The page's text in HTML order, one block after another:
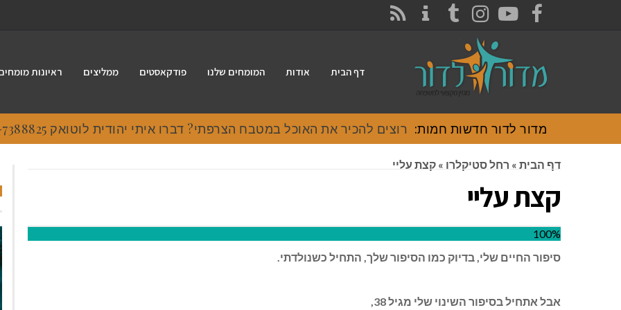
FACEBOOK
YOUTUBE
INSTAGRAM
TUMBLR
דף הבית אודות המומחים שלנו פודקאסטים ממליצים ראיונות
מדור לדור חדשות חמות: רוצים להכיר את האוכל במטבח הצרפתי? דברו איתי יהודית לוטואק 054-7388825.
דף הבית » רחל סטיקלרו » קצת עליי
קצת עליי
100%
סיפור החיים שלי, בדיוק כמו הסיפור שלך, התחיל כשנולדתי.
אבל אתחיל בסיפור השינוי שלי מגיל 38,